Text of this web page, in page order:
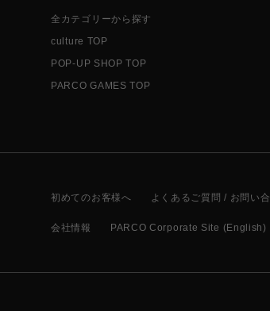
全カテゴリーから探す
culture TOP
POP-UP SHOP TOP
PARCO GAMES TOP
初めてのお客様へ よくあるご質問 / お問い
会社情報 PARCO Corporate Site (English)